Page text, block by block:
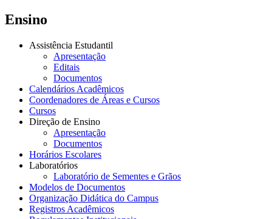
Ensino
Assistência Estudantil
Apresentação
Editais
Documentos
Calendários Acadêmicos
Coordenadores de Áreas e Cursos
Cursos
Direção de Ensino
Apresentação
Documentos
Horários Escolares
Laboratórios
Laboratório de Sementes e Grãos
Modelos de Documentos
Organização Didática do Campus
Registros Acadêmicos